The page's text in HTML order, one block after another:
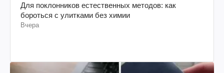
Для поклонников естественных методов: как
бороться с улитками без химии
Вчера